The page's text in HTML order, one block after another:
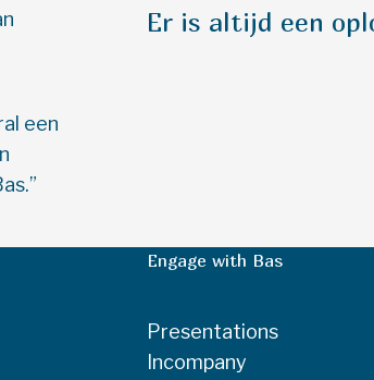
een
Er is altijd een
Engage with Bas
Presentations
Incompany